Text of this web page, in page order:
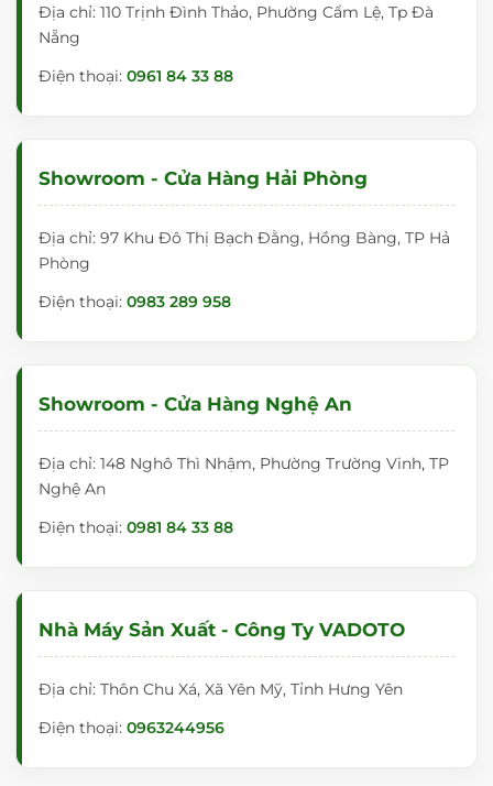
Địa chỉ: 110 Trịnh Đình Thảo, Phường Cẩm Lệ, Tp Đà
Nẵng
Điện thoại: 0961 84 33 88
Showroom - Cửa Hàng Hải Phòng
Địa chỉ: 97 Khu Đô Thị Bạch Đằng, Hồng Bàng, TP Hả
Phòng
Điện thoại: 0983 289 958
Showroom - Cửa Hàng Nghệ An
Địa chỉ: 148 Nghô Thì Nhậm, Phường Trường Vinh, TP
Nghệ An
Điện thoại: 0981 84 33 88
Nhà Máy Sản Xuất - Công Ty VADOTO
Địa chỉ: Thôn Chu Xá, Xã Yên Mỹ, Tỉnh Hưng Yên
Điện thoại: 0963244956